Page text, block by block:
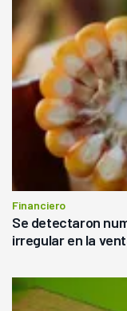
Financiero
Se detectaron
irregular en la